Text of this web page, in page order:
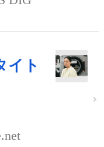
イト